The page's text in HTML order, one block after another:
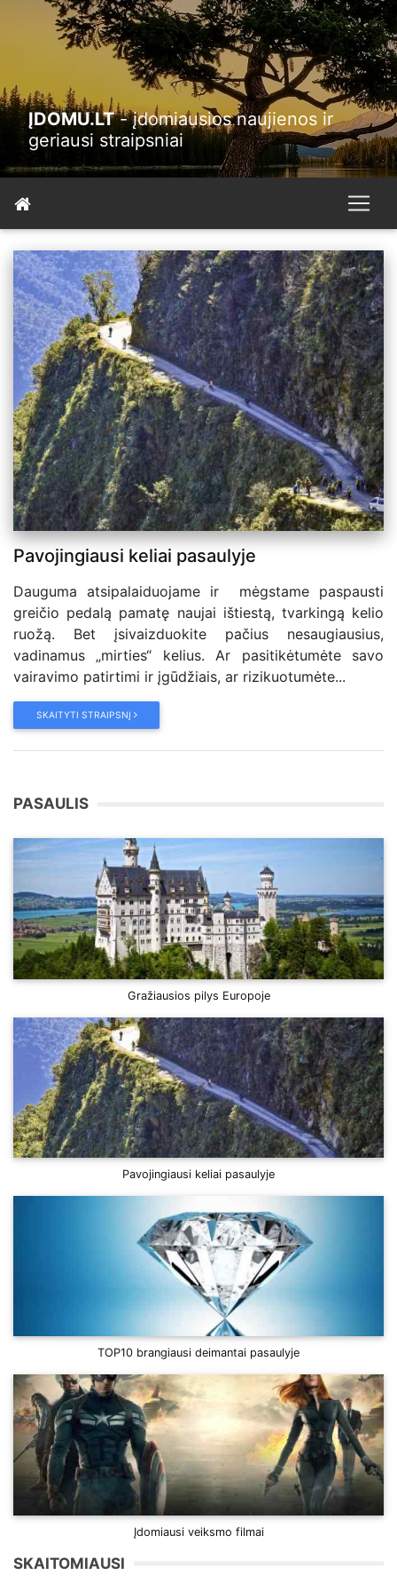
ĮDOMU.LT- įdomiausios naujienos ir
geriausi straipsniai
Pavojingiausi keliai pasaulyje
Dauguma atsipalaiduojame ir mėgstame paspausti
greičio pedalą pamatę naujai ištiestą, tvarkingą kelio
ruožą. Bet įsivaizduokite pačius nesaugiausius,
vadinamus „mirties“ kelius. Ar pasitikėtumėte savo
vairavimo patirtimi ir įgūdžiais, ar rizikuotumėte...
SKAITYTI STRAIPSNĮ
PASAULIS
Gražiausios pilys Europoje
Pavojingiausi keliai pasaulyje
TOP10 brangiausi deimantai pasaulyje
Įdomiausi veiksmo filmai
SKAITOMIAUSI